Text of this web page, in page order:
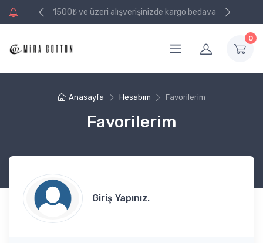
bedava 1500₺ ve üzeri alışverişinizde kargo bedava
0
Anasayfa Hesabım Favorilerim
Favorilerim
Giriş Yapınız.